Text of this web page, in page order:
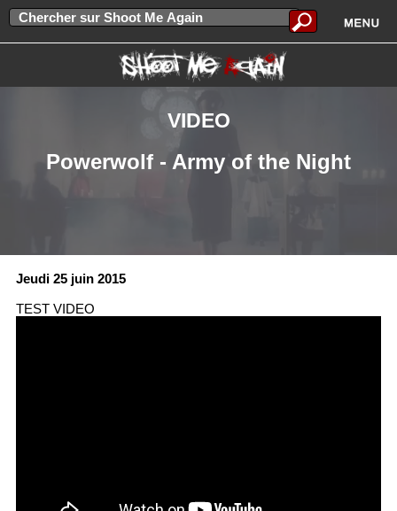
VIDEO
Powerwolf - Army of the Night
Jeudi 25 juin 2015
TEST VIDEO